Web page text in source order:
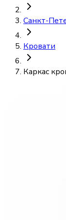
Санкт-
Кровати
Каркас